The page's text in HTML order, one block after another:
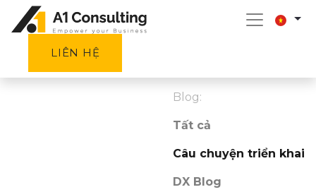
LIÊN HỆ
Blog:
Tất cả
Câu chuyện triển khai
DX Blog